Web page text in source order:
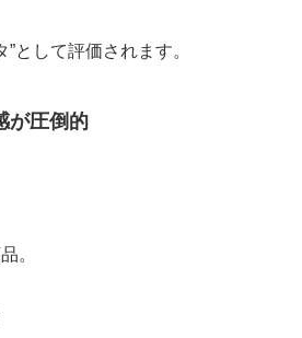
として評価されます。
が圧倒的
。